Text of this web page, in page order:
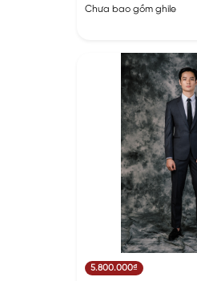
Chưa bao gồm ghile
5.800.000₫